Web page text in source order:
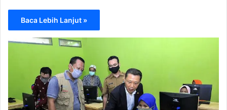
Baca Lebih Lanjut »